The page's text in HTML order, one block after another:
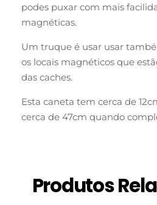
podes puxar com mais
magnéticas.
Um truque é usar usar
os locais magnéticos que
das caches.
Esta caneta tem cerca de
cerca de 47cm quando
Produtos